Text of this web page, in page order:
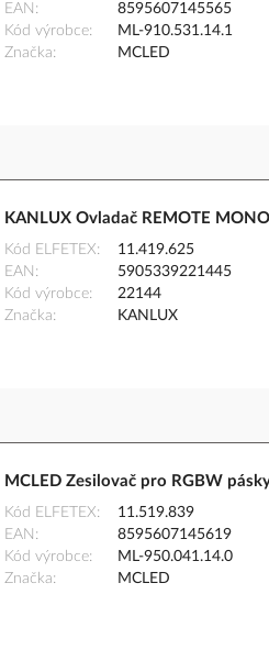
EAN
8595607145565
Kód výrobce
ML-910.531.14.1
Značka
MCLED
KANLUX Ovladač REMOTE
Kód ELFETEX
11.419.625
EAN
5905339221445
Kód výrobce
22144
Značka
KANLUX
MCLED Zesilovač pro RGBW
Kód ELFETEX
11.519.839
EAN
8595607145619
Kód výrobce
ML-950.041.14.0
Značka
MCLED